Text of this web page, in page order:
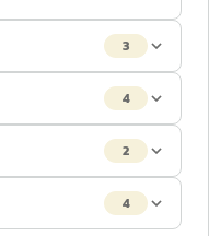
3
4
2
4